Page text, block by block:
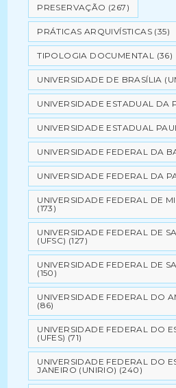
PRESERVAÇÃO (267)
PRÁTICAS ARQUIVÍSTICAS (35)
TIPOLOGIA DOCUMENTAL (36)
UNIVERSIDADE DE BRASÍLIA
UNIVERSIDADE ESTADUAL DA
UNIVERSIDADE ESTADUAL
UNIVERSIDADE FEDERAL DA
UNIVERSIDADE FEDERAL DA
UNIVERSIDADE FEDERAL DE
(173)
UNIVERSIDADE FEDERAL DE
(UFSC) (127)
UNIVERSIDADE FEDERAL DE
(150)
UNIVERSIDADE FEDERAL DO
(86)
UNIVERSIDADE FEDERAL DO
(UFES) (71)
UNIVERSIDADE FEDERAL DO
JANEIRO (UNIRIO) (240)